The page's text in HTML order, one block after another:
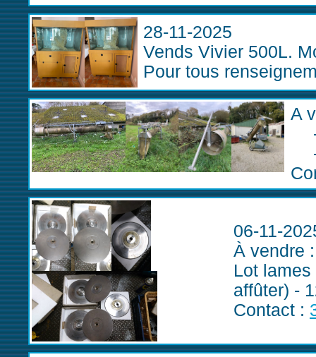
28-11-2025
Vends Vivier 500L.
Pour tous
A
06-11-
À vendre :
Lot
affûter) -
Contact :